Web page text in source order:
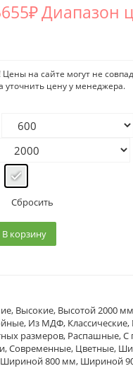
₽Диапазон
на сайте могут не
уточнить цену у менеджера.
Сбросить
В корзину
, Высокие, Высотой 2000
, Из МДФ, Классические,
размеров, Распашные,С
,Современные, Цветные,
Шириной 800 мм, Шириной